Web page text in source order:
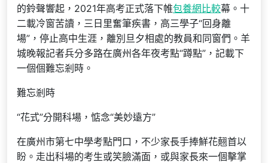
的鈴聲響起，2021年高考正式落下帷包養網比較幕。十
二載冷窗苦讀，三日里奮筆疾書，高三學子“回身離
場”，停止高中生涯，離別旦夕相處的教員和同窗們。羊
城晚報記者兵分多路在廣州各年夜考點“蹲點”，記載下
一個個難忘剎時。
難忘剎時
“花式”分開科場，惦念“美妙遠方”
在廣州市第七中學考點門口，不少家長手捧鮮花翹首以
盼。走出科場的考生或笑臉滿面，或與家長來一個擊掌